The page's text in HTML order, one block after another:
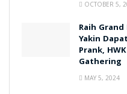
OCTOBER 5,
Raih
Yakin
Prank,
Gathering
MAY 5, 2024